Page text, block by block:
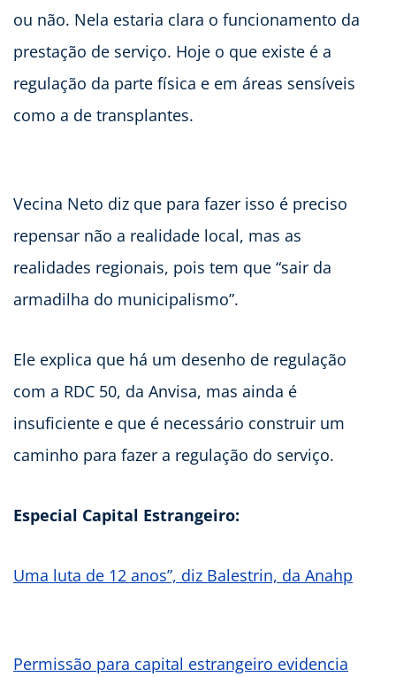
ou não. Nela estaria clara o funcionamento da
prestação de serviço. Hoje o que existe é a
regulação da parte física e em áreas sensíveis
como a de transplantes.
Vecina Neto diz que para fazer isso é preciso
repensar não a realidade local, mas as
realidades regionais, pois tem que “sair da
armadilha do municipalismo”.
Ele explica que há um desenho de regulação
com a RDC 50, da Anvisa, mas ainda é
insuficiente e que é necessário construir um
caminho para fazer a regulação do serviço.
Especial Capital Estrangeiro:
Uma luta de 12 anos”, diz Balestrin, da Anahp
Permissão para capital estrangeiro evidencia